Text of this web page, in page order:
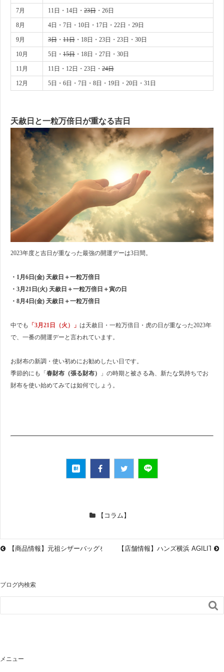
7月 11日・14日・ 23日 ・26日
8月 4日・7日・10日・17日・22日・29日
9月 3日 ・ 11日 ・18日・23日・23日・30日
10月 5日・ 15日 ・18日・27日・30日
11月 11日・12日・23日・ 24日
12月 5日・6日・7日・8日・19日・20日・31日
天赦日と一粒万倍日が重なる吉日
2023年度と吉日が重なった最強の開運デーは3日間。
・1月6日(金) 天赦日＋一粒万倍日
・3月21日(火) 天赦日＋一粒万倍日＋寅の日
・8月4日(金) 天赦日＋一粒万倍日
中でも 「3月21日（火）」 は天赦日・一粒万倍日・虎の日が重なった2023年
で、一番の開運デーと言われています。
お財布の新調・使い初めにお勧めしたい日です。
季節的にも「春財布（張る財布）
」の時期と被さる為、新たな気持ちでお
財布を使い始めてみては如何でしょう。
【コラム】
【商品情報】元祖シザーバッグを現代に復活。 キャンプで使いやすい
【店舗情報】ハンズ横浜 AGILITY
ブログ内検索

メニュー